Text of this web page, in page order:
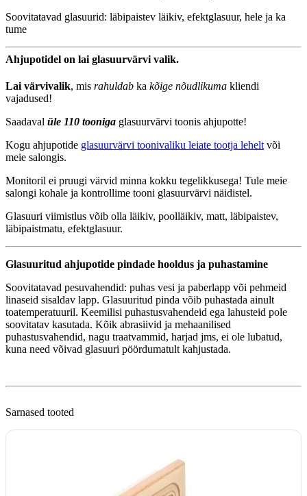
Soovitatavad glasuurid: läbipaistev läikiv, efektglasuur, hele ja ka
tume
Ahjupotidel on lai glasuurvärvi valik.
Lai värvivalik, mis rahuldab ka kõige nõudlikuma kliendi
vajadused!
Saadaval üle 110 tooniga glasuurvärvi toonis ahjupotte!
Kogu ahjupotide glasuurvärvi toonivaliku leiate tootja lehelt või
meie salongis.
Monitoril ei pruugi värvid minna kokku tegelikkusega! Tule meie
salongi kohale ja kontrollime tooni glasuurvärvi näidistel.
Glasuuri viimistlus võib olla läikiv, poolläikiv, matt, läbipaistev,
läbipaistmatu, efektglasuur.
Glasuuritud ahjupotide pindade hooldus ja puhastamine
Soovitatavad pesuvahendid: puhas vesi ja paberlapp või pehmeid
linaseid sisaldav lapp. Glasuuritud pinda võib puhastada ainult
toatemperatuuril. Keemilisi puhastusvahendeid ega lahusteid pole
soovitatav kasutada. Kõik abrasiivid ja mehaanilised
puhastusvahendid, nagu traatvammid, harjad jms, ei ole lubatud,
kuna need võivad glasuuri pöördumatult kahjustada.
Sarnased tooted